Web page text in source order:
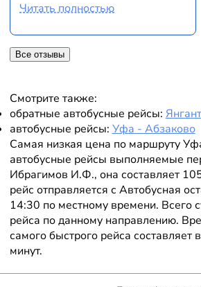
Читать полностью
Все отзывы
Смотрите также:
обратные автобусные рейсы:
автобусные рейсы: Уфа - Абзаково
Самая низкая цена по маршруту
автобусные рейсы выполняемые
Ибрагимов И.Ф., она составляет
рейс отправляется с Автобусная
14:30 по местному времени. Всего
рейса по данному направлению.
самого быстрого рейса составляет
минут.